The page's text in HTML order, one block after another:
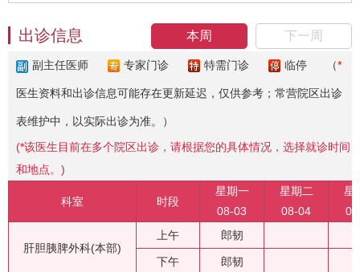
本周 下一周
出诊信息
副主任医师 专家门诊 特需门诊 临停 （*
医生资料和出诊信息可能存在更新延迟，仅供参考；常营院区出诊
表维护中，以实际出诊为准。）
(*该医生目前在多个院区出诊，请根据您的具体情况，选择就诊时间
和地点。)
科室 时段
星期一
08-03
星期二
08-04
星
肝胆胰脾外科(本部)
上午 郎韧
下午 郎韧